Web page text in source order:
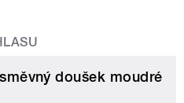
doušek moudré